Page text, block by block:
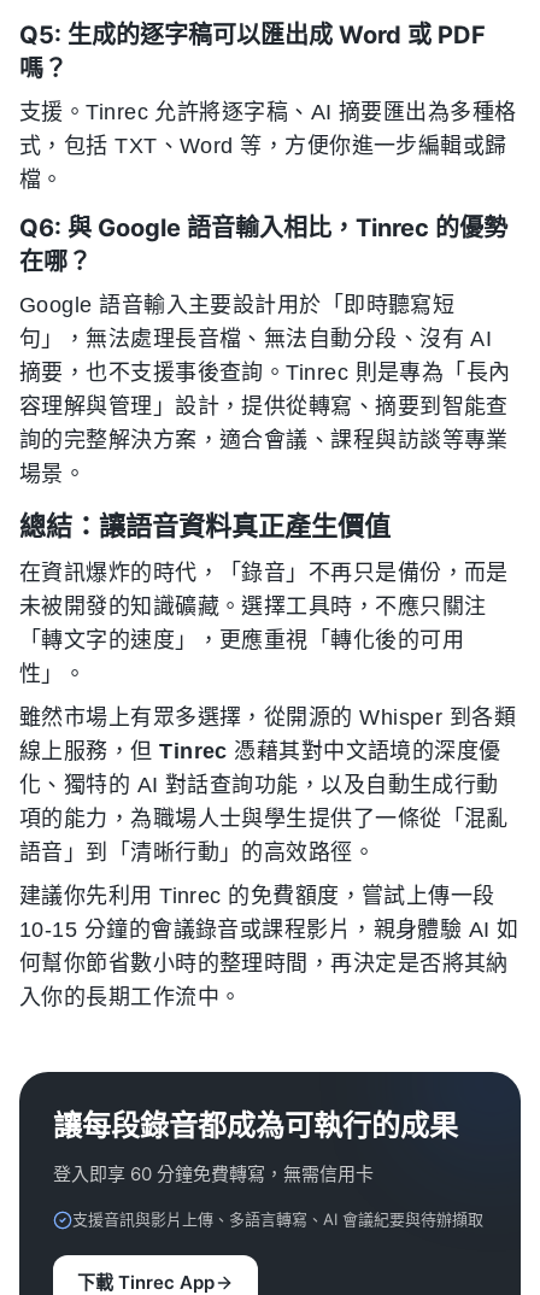
Q5: 生成的逐字稿可以匯出成 Word 或 PDF
嗎？
支援。Tinrec 允許將逐字稿、AI 摘要匯出為多種格
式，包括 TXT、Word 等，方便你進一步編輯或歸
檔。
Q6: 與 Google 語音輸入相比，Tinrec 的優勢
在哪？
Google 語音輸入主要設計用於「即時聽寫短
句」，無法處理長音檔、無法自動分段、沒有 AI
摘要，也不支援事後查詢。Tinrec 則是專為「長內
容理解與管理」設計，提供從轉寫、摘要到智能查
詢的完整解決方案，適合會議、課程與訪談等專業
場景。
總結：讓語音資料真正產生價值
在資訊爆炸的時代，「錄音」不再只是備份，而是
未被開發的知識礦藏。選擇工具時，不應只關注
「轉文字的速度」，更應重視「轉化後的可用
性」。
雖然市場上有眾多選擇，從開源的 Whisper 到各類
線上服務，但Tinrec 憑藉其對中文語境的深度優
化、獨特的 AI 對話查詢功能，以及自動生成行動
項的能力，為職場人士與學生提供了一條從「混亂
語音」到「清晰行動」的高效路徑。
建議你先利用 Tinrec 的免費額度，嘗試上傳一段
10-15 分鐘的會議錄音或課程影片，親身體驗 AI 如
何幫你節省數小時的整理時間，再決定是否將其納
入你的長期工作流中。
讓每段錄音都成為可執行的成果
登入即享 60 分鐘免費轉寫，無需信用卡
支援音訊與影片上傳、多語言轉寫、AI 會議紀要與待辦擷取
下載 Tinrec App